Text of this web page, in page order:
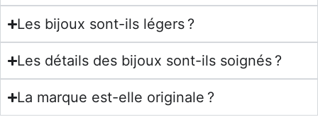
Les bijoux sont-ils légers ?
Les détails des bijoux sont-ils soignés ?
La marque est-elle originale ?